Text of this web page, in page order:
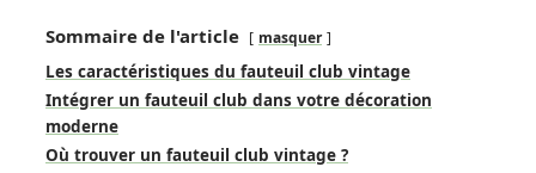
Sommaire de l'article masquer
Les caractéristiques du fauteuil club vintage
Intégrer un fauteuil club dans votre décoration
moderne
Où trouver un fauteuil club vintage ?